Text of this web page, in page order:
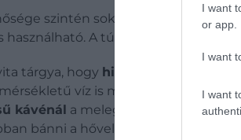
I want
or app.
I want
I want
szintén sokat számít, hiszen a
használható. A túl kemény víz
tárgya, hogy hideg vagy forró
víz is megfelelő, mert a
kávénál a melegebb víz előnyös
bánni a hővel, mert könnyebben